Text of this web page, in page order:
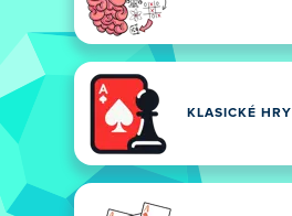
KLASICKÉ HRY